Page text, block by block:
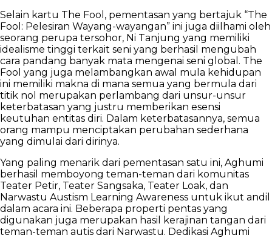
Selain kartu The Fool, pementasan yang bertajuk “The
Fool: Pelesiran Wayang-wayangan” ini juga diilhami oleh
seorang perupa tersohor, Ni Tanjung yang memiliki
idealisme tinggi terkait seni yang berhasil mengubah
cara pandang banyak mata mengenai seni global. The
Fool yang juga melambangkan awal mula kehidupan
ini memiliki makna di mana semua yang bermula dari
titik nol merupakan perlambang dari unsur-unsur
keterbatasan yang justru memberikan esensi
keutuhan entitas diri. Dalam keterbatasannya, semua
orang mampu menciptakan perubahan sederhana
yang dimulai dari dirinya.
Yang paling menarik dari pementasan satu ini, Aghumi
berhasil memboyong teman-teman dari komunitas
Teater Petir, Teater Sangsaka, Teater Loak, dan
Narwastu Austism Learning Awareness untuk ikut andil
dalam acara ini. Beberapa properti pentas yang
digunakan juga merupakan hasil kerajinan tangan dari
teman-teman autis dari Narwastu. Dedikasi Aghumi